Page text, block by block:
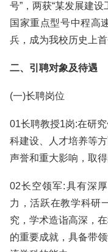
号”，两获“某发展建
国家重点型号中程高
兵，成为我校历史上
二、引聘对象及待遇
(一)长聘岗位
01长聘教授1岗:在研
科建设、人才培养等
声誉和重大影响，取
02长空领军:具有深
力，活跃在教学科研
究，学术造诣高深，
的重要成就，具备带